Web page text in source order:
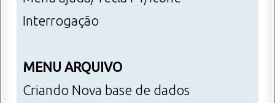
Interrogação
MENU ARQUIVO
Criando Nova base de dados